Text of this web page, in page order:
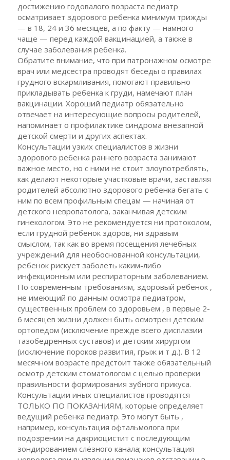
достижению годовалого возраста педиатр
осматривает здорового ребенка минимум трижды
— в 18, 24 и 36 месяцев, а по факту — намного
чаще — перед каждой вакцинацией, а также в
случае заболевания ребенка.
Обратите внимание, что при патронажном осмотре
врач или медсестра проводят беседы о правилах
грудного вскармливания, помогают правильно
прикладывать ребенка к груди, намечают план
вакцинации. Хороший педиатр обязательно
отвечает на интересующие вопросы родителей,
напоминает о профилактике синдрома внезапной
детской смерти и других аспектах.
Консультации узких специалистов в жизни
здорового ребенка раннего возраста занимают
важное место, но с ними не стоит злоупотреблять,
как делают некоторые участковые врачи, заставляя
родителей абсолютно здорового ребенка бегать с
ним по всем профильным спецам — начиная от
детского невропатолога, заканчивая детским
гинекологом. Это не рекомендуется ни протоколом,
если грудной ребенок здоров, ни здравым
смыслом, так как во время посещения лечебных
учреждений для необоснованной консультации,
ребенок рискует заболеть каким-либо
инфекционным или респираторным заболеванием.
По современным требованиям, здоровый ребенок ,
не имеющий по данным осмотра педиатром,
существенных проблем со здоровьем , в первые 2-
6 месяцев жизни должен быть осмотрен детским
ортопедом (исключение прежде всего дисплазии
тазобедренных суставов) и детским хирургом
(исключение пороков развития, грыж и т д.). В 12
месячном возрасте предстоит также обязательный
осмотр детским стоматологом с целью проверки
правильности формирования зубного прикуса.
Консультации иных специалистов проводятся
ТОЛЬКО ПО ПОКАЗАНИЯМ, которые определяет
ведущий ребенка педиатр. Это могут быть ,
например, консультация офтальмолога при
подозрении на дакриоцистит с последующим
зондированием слёзного канала; консультация